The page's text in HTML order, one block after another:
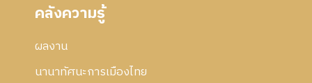
คลังความรู้
ผลงาน
นานาทัศนะการเมืองไทย